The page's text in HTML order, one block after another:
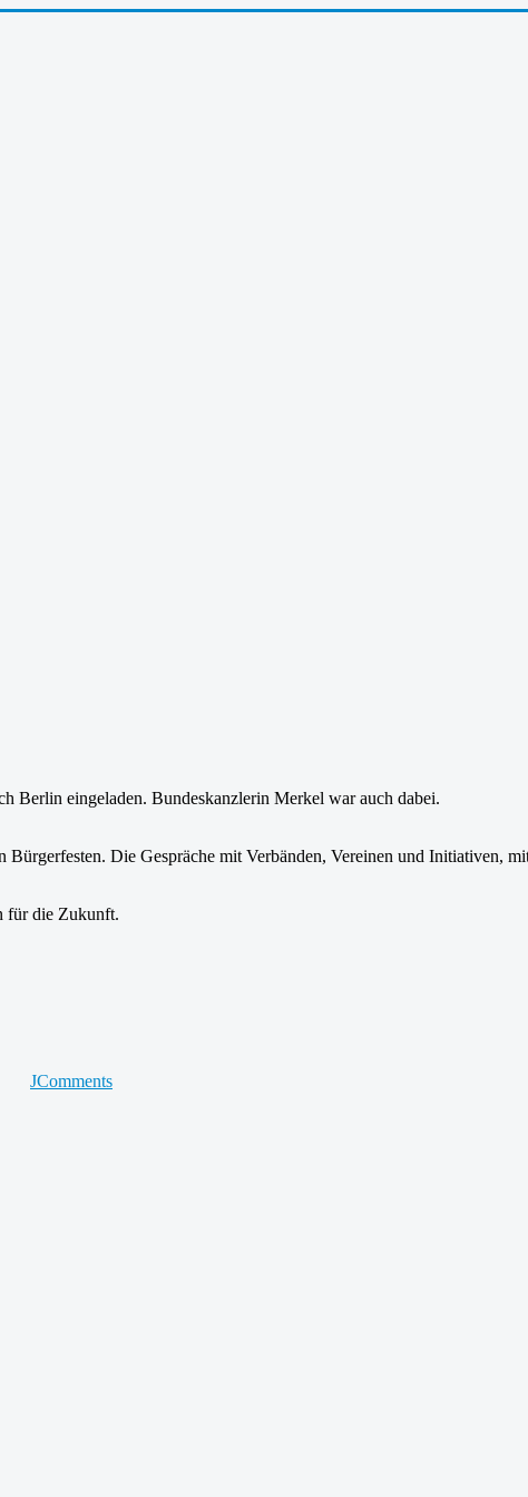
Berlin eingeladen. Bundeskanzlerin Merkel war auch dabei.
Die Gespräche mit Verbänden, Vereinen und Initiativen,
für die Zukunft.
JComments